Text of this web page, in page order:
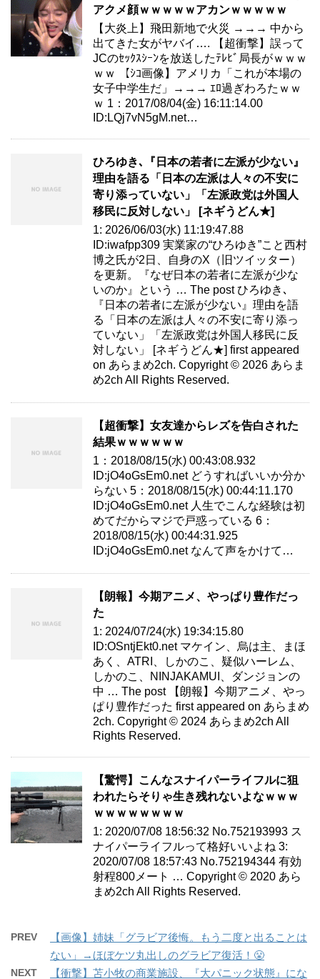
アクメ顔ｗｗｗｗｗアカンｗｗｗｗｗ
【大炎上】飛田新地で火災 →→→ 中から
出てきた女がヤバイ…. 【超衝撃】誤って
JCのｾｯｸｽｼｰﾝを放送したﾃﾚﾋﾞ局長がｗｗｗ
ｗｗ 【ｼｺ画像】アメリカ「これが本場の
女子中学生だ」→→→ ｴﾛ過ぎわろたｗｗ
ｗ 1：2017/08/04(金) 16:11:14.00
ID:LQj7vN5gM.net…
ひろゆき､『日本の若者に左派が少ない』
理由を語る「日本の左派は人々の不安に
寄り添っていない」「左派政党は外国人
移民に反対しない」 [ネギうどん★]
1: 2026/06/03(水) 11:19:47.88
ID:iwafpp309 実業家の“ひろゆき”こと西村
博之氏が2日、自身のX（旧ツイッター）
を更新。『なぜ日本の若者に左派が少な
いのか』という … The post ひろゆき､
『日本の若者に左派が少ない』理由を語
る「日本の左派は人々の不安に寄り添っ
ていない」「左派政党は外国人移民に反
対しない」 [ネギうどん★] first appeared
on あらまめ2ch. Copyright © 2026 あらま
め2ch All Rights Reserved.
【超衝撃】女友達からレズを告白された
結果ｗｗｗｗｗｗ
1：2018/08/15(水) 00:43:08.932
ID:jO4oGsEm0.net どうすればいいか分か
らない 5：2018/08/15(水) 00:44:11.170
ID:jO4oGsEm0.net 人生でこんな経験は初
めてだからマジで戸惑っている 6：
2018/08/15(水) 00:44:31.925
ID:jO4oGsEm0.net なんて声をかけて…
【朗報】今期アニメ、やっぱり豊作だっ
た
1: 2024/07/24(水) 19:34:15.80
ID:OSntjEkt0.net マケイン、烏は主、まほ
あく、ATRI、しかのこ、疑似ハーレム、
しかのこ、NINJAKAMUI、ダンジョンの
中 … The post 【朗報】今期アニメ、やっ
ぱり豊作だった first appeared on あらまめ
2ch. Copyright © 2024 あらまめ2ch All
Rights Reserved.
【驚愕】こんなスナイパーライフルに狙
われたらそりゃ生き残れないよなｗｗｗ
ｗｗｗｗｗｗｗｗ
1: 2020/07/08 18:56:32 No.752193993 ス
ナイパーライフルって格好いいよね 3:
2020/07/08 18:57:43 No.752194344 有効
射程800メート … Copyright © 2020 あら
まめ2ch All Rights Reserved.
PREV
【画像】姉妹「グラビア後悔。もう二度と出ることは
ない」→ほぼケツ丸出しのグラビア復活！😤
NEXT 【衝撃】苫小牧の商業施設、『大パニック状態』にな